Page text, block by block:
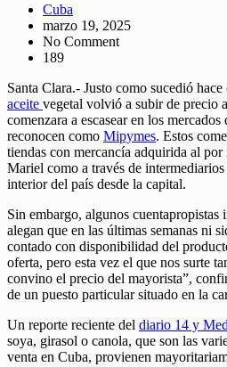
Cuba
marzo 19, 2025
No Comment
189
Santa Clara.- Justo como sucedió hace
aceite vegetal volvió a subir de precio
comenzara a escasear en los
reconocen como Mipymes. Estos
tiendas con mercancía adquirida al
Mariel como a través de
interior del país desde la capital.
Sin embargo, algunos cuentapropistas
alegan que en las últimas semanas ni
contado con disponibilidad del
oferta, pero esta vez el que nos surte
convino el precio del mayorista”,
de un puesto particular situado en la
Un reporte reciente del diario 14 y
soya, girasol o canola, que son las
venta en Cuba, provienen